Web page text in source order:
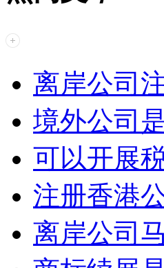
离岸公司
境外公司
可以开展
注册香港
离岸公司